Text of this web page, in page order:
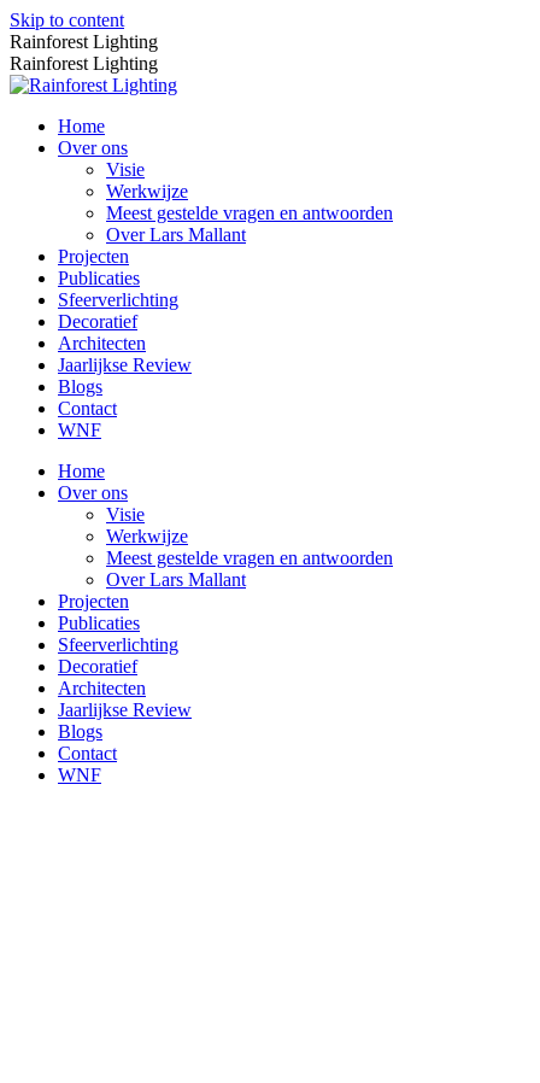
Skip to content
Rainforest Lighting
Rainforest Lighting
Home
Over ons
Visie
Werkwijze
Meest gestelde vragen en antwoorden
Over Lars Mallant
Projecten
Publicaties
Sfeerverlichting
Decoratief
Architecten
Jaarlijkse Review
Blogs
Contact
WNF
Home
Over ons
Visie
Werkwijze
Meest gestelde vragen en antwoorden
Over Lars Mallant
Projecten
Publicaties
Sfeerverlichting
Decoratief
Architecten
Jaarlijkse Review
Blogs
Contact
WNF